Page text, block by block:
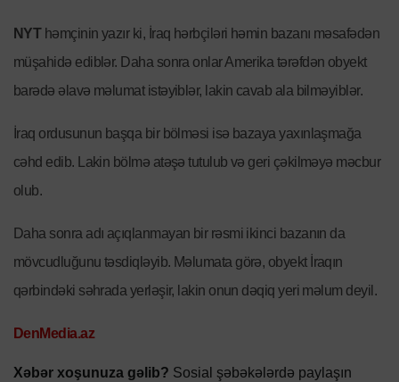
NYThəmçinin yazır ki, İraq hərbçiləri həmin bazanı məsafədən
müşahidə ediblər. Daha sonra onlar Amerika tərəfdən obyekt
barədə əlavə məlumat istəyiblər, lakin cavab ala bilməyiblər.
İraq ordusunun başqa bir bölməsi isə bazaya yaxınlaşmağa
cəhd edib. Lakin bölmə atəşə tutulub və geri çəkilməyə məcbur
olub.
Daha sonra adı açıqlanmayan bir rəsmi ikinci bazanın da
mövcudluğunu təsdiqləyib. Məlumata görə, obyekt İraqın
qərbindəki səhrada yerləşir, lakin onun dəqiq yeri məlum deyil.
DenMedia.az
Xəbər xoşunuza gəlib? Sosial şəbəkələrdə paylaşın